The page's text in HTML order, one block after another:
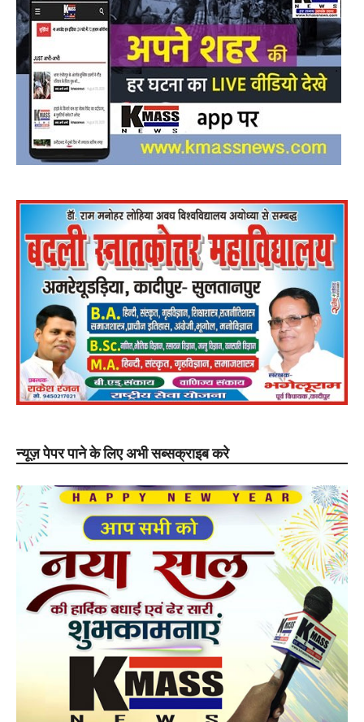
न्यूज़ पेपर पाने के लिए अभी सब्सक्राइब करे